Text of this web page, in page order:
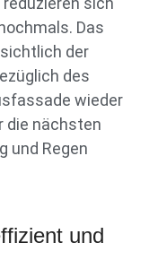
Das
der
des
wieder
die nächsten
und Regen
und